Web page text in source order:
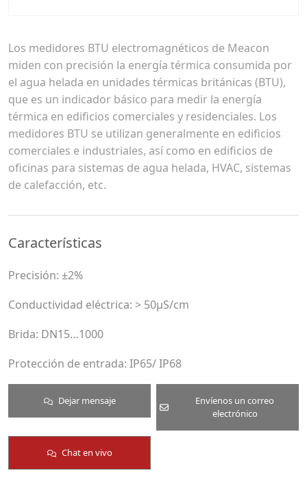
Los medidores BTU electromagnéticos de Meacon
miden con precisión la energía térmica consumida por
el agua helada en unidades térmicas británicas (BTU),
que es un indicador básico para medir la energía
térmica en edificios comerciales y residenciales. Los
medidores BTU se utilizan generalmente en edificios
comerciales e industriales, así como en edificios de
oficinas para sistemas de agua helada, HVAC, sistemas
de calefacción, etc.
Características
Precisión: ±2%
Conductividad eléctrica: > 50μS/cm
Brida: DN15…1000
Protección de entrada: IP65/ IP68
Dejar mensaje
Envíenos un correo
electrónico
Chat en vivo